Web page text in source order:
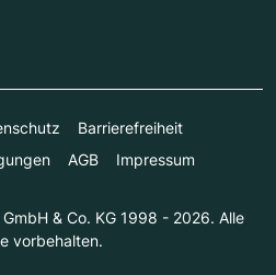
Barrierefreiheit
AGB Impressum
& Co. KG 1998 - 2026. Alle
vorbehalten.